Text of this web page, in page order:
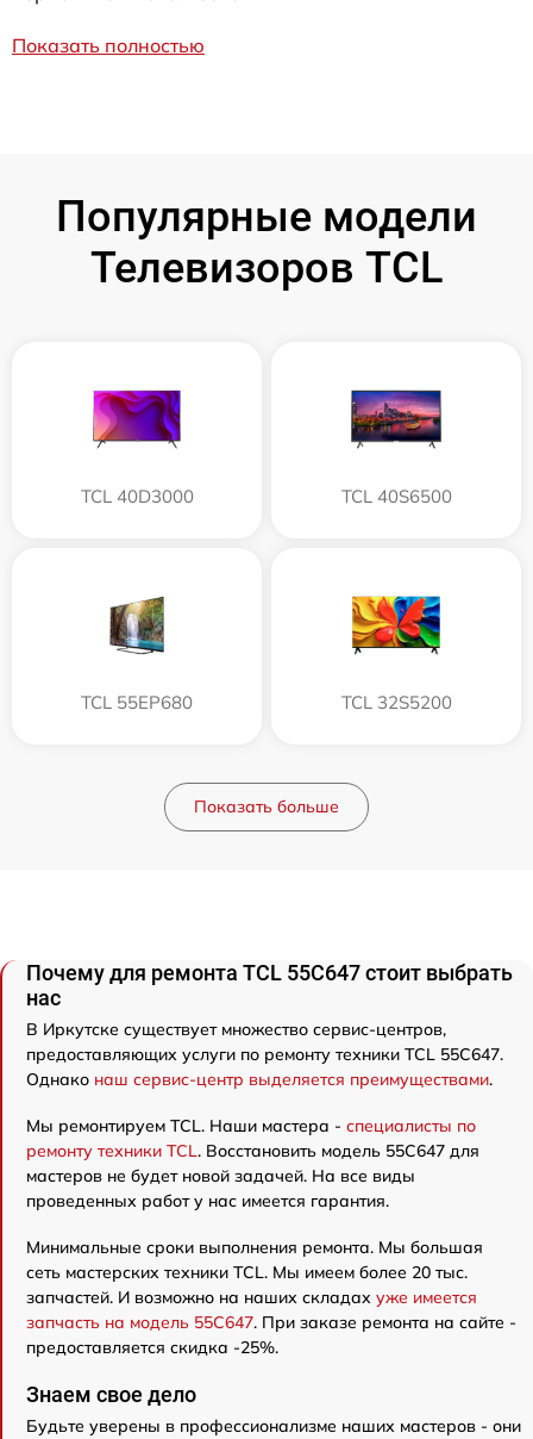
Показать полностью
Популярные модели
Телевизоров TCL
TCL 40D3000 TCL 40S6500
TCL 55EP680 TCL 32S5200
Показать больше
Почему для ремонта TCL 55C647 стоит выбрать
нас
В Иркутске существует множество сервис-центров,
предоставляющих услуги по ремонту техники TCL 55C647.
Однако наш сервис-центр выделяется преимуществами.
Мы ремонтируем TCL. Наши мастера - специалисты по
ремонту техники TCL. Восстановить модель 55C647 для
мастеров не будет новой задачей. На все виды
проведенных работ у нас имеется гарантия.
Минимальные сроки выполнения ремонта. Мы большая
сеть мастерских техники TCL. Мы имеем более 20 тыс.
запчастей. И возможно на наших складах уже имеется
запчасть на модель 55C647. При заказе ремонта на сайте -
предоставляется скидка -25%.
Знаем свое дело
Будьте уверены в профессионализме наших мастеров - они